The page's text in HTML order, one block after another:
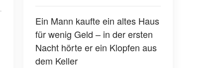
Ein Mann kaufte ein altes Haus
für wenig Geld – in der ersten
Nacht hörte er ein Klopfen aus
dem Keller